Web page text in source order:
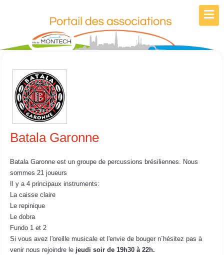
Batala Garonne
Batala Garonne est un groupe de percussions brésiliennes. Nous
sommes 21 joueurs
Il y a 4 principaux instruments:
La caisse claire
Le repinique
Le dobra
Fundo 1 et 2
Si vous avez l'oreille musicale et l'envie de bouger n´hésitez pas à
venir nous rejoindre le jeudi soir de 19h30 à 22h.